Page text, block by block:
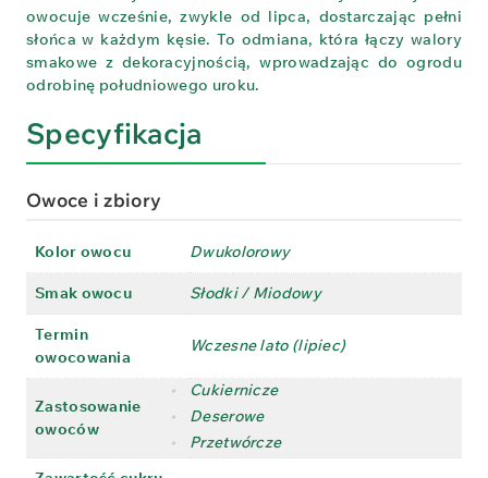
owocuje wcześnie, zwykle od lipca, dostarczając pełni
słońca w każdym kęsie. To odmiana, która łączy walory
smakowe z dekoracyjnością, wprowadzając do ogrodu
odrobinę południowego uroku.
Specyfikacja
Owoce i zbiory
Kolor owocu Dwukolorowy
Smak owocu Słodki / Miodowy
Termin
owocowania
Wczesne lato (lipiec)
Zastosowanie
owoców
•
Cukiernicze
•
Deserowe
•
Przetwórcze